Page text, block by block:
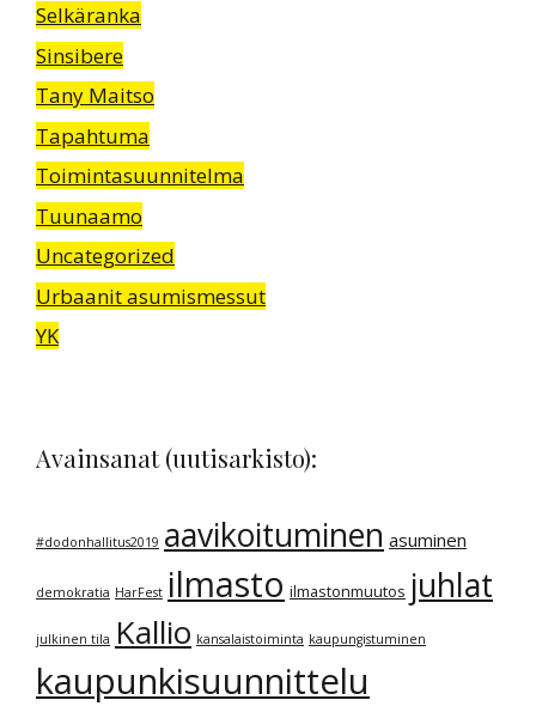
Selkäranka
Sinsibere
Tany Maitso
Tapahtuma
Toimintasuunnitelma
Tuunaamo
Uncategorized
Urbaanit asumismessut
YK
Avainsanat (uutisarkisto):
#dodonhallitus2019 aavikoituminen asuminen
demokratia HarFest ilmasto ilmastonmuutos juhlat
julkinen tila Kallio kansalaistoiminta kaupungistuminen
kaupunkisuunnittelu